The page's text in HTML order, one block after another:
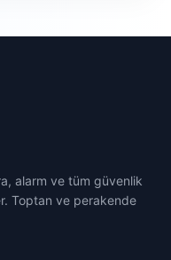
alarm ve tüm güvenlik
Toptan ve perakende